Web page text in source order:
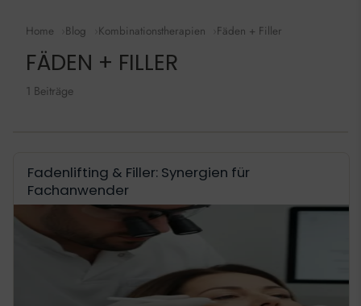
Home Blog Kombinationstherapien Fäden + Filler
FÄDEN + FILLER
1 Beiträge
Fadenlifting & Filler: Synergien für
Fachanwender